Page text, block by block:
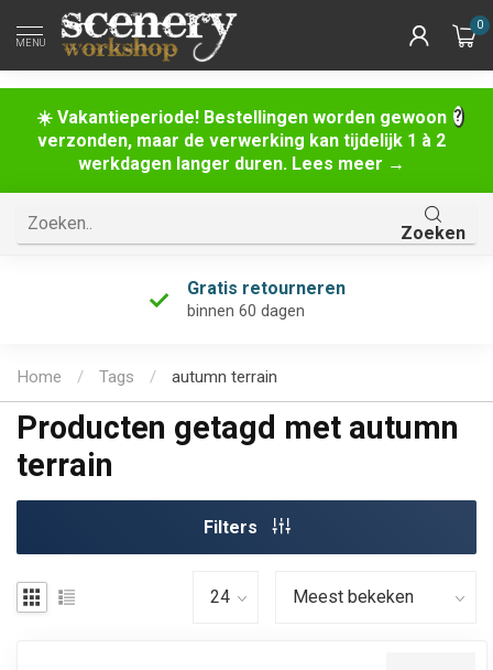
☀️ Vakantieperiode! Bestellingen worden gewoon
verzonden, maar de verwerking kan tijdelijk 1 à 2
werkdagen langer duren. Lees meer →
MENU
0
Zoeken
Gratis retourneren
binnen 60 dagen
Home / Tags / autumn terrain
Producten getagd met autumn
terrain
Filters